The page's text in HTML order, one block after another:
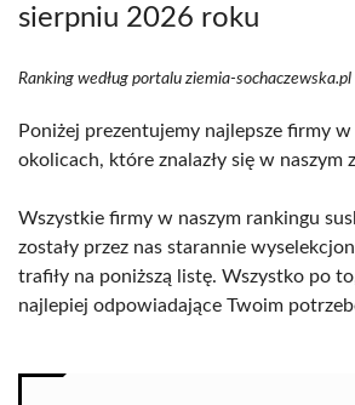
sierpniu 2026 roku
Ranking według portalu ziemia-sochaczewska.pl
Poniżej prezentujemy najlepsze firmy
okolicach, które znalazły się w naszym
Wszystkie firmy w naszym rankingu
zostały przez nas starannie
trafiły na poniższą listę. Wszystko po
najlepiej odpowiadające Twoim